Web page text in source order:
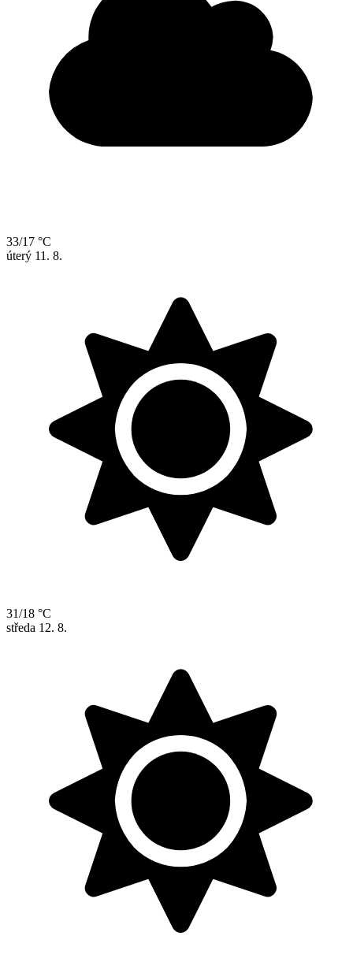
33/17 °C
úterý 11. 8.
31/18 °C
středa 12. 8.